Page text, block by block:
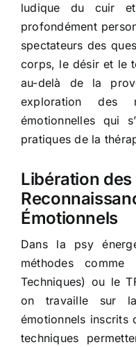
ludique du cuir
profondément
spectateurs des
corps, le désir et le
au-delà de la
exploration des
émotionnelles qui
pratiques de la
Libération
Émotionnels
Dans la psy
méthodes comme
Techniques) ou le
on travaille sur
émotionnels inscrits
techniques